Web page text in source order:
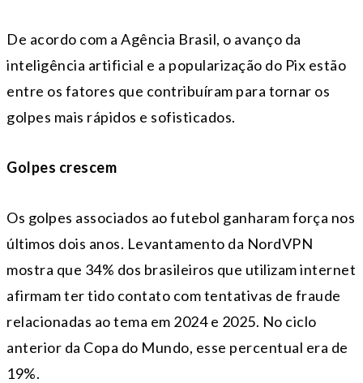
De acordo com a Agência Brasil, o avanço da
inteligência artificial e a popularização do Pix estão
entre os fatores que contribuíram para tornar os
golpes mais rápidos e sofisticados.
Golpes crescem
Os golpes associados ao futebol ganharam força nos
últimos dois anos. Levantamento da NordVPN
mostra que 34% dos brasileiros que utilizam internet
afirmam ter tido contato com tentativas de fraude
relacionadas ao tema em 2024 e 2025. No ciclo
anterior da Copa do Mundo, esse percentual era de
19%.